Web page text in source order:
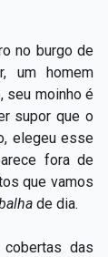
no burgo de
um homem
seu moinho é
supor que o
elegeu esse
fora de
que vamos
de dia.
das